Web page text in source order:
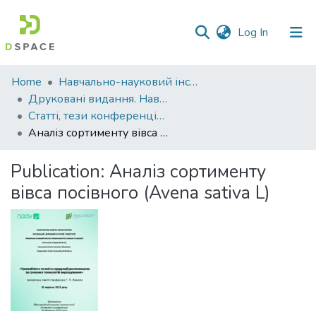
Log In (current)
Communities
&
Collections
All of DSpace
Statistics
Home
Навчально-науковий інститут агротехнологій, селекції та екології
Друковані видання. Навчально-науковий інститут агротехнологій, селекції та екології
Статті, тези конференцій. Навчально-науковий інститут агротехнологій, селекції та екології
Аналіз сортименту вівса посівного (Avena sativa L)
Publication: Аналіз сортименту
вівса посівного (Avena sativa L)